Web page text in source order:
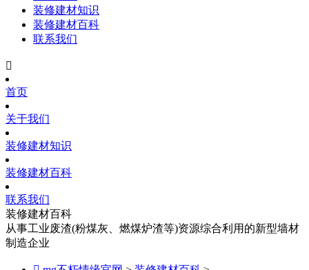
装修建材知识
装修建材百科
联系我们

首页
关于我们
装修建材知识
装修建材百科
联系我们
装修建材百科
从事工业废渣(粉煤灰、燃煤炉渣等)资源综合利用的新型墙材
制造企业